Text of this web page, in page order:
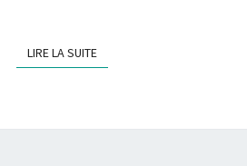
LIRE LA SUITELIRE LA SUITE